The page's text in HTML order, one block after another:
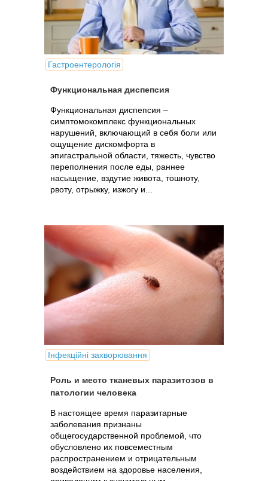
Гастроентерологія
Функциональная диспепсия
Функциональная диспепсия –
симптомокомплекс функциональных
нарушений, включающий в себя боли или
ощущение дискомфорта в
эпигастральной области, тяжесть, чувство
переполнения после еды, раннее
насыщение, вздутие живота, тошноту,
рвоту, отрыжку, изжогу и...
Інфекційні захворювання
Роль и место тканевых паразитозов в
патологии человека
В настоящее время паразитарные
заболевания признаны
общегосударственной проблемой, что
обусловлено их повсеместным
распространением и отрицательным
воздействием на здоровье населения,